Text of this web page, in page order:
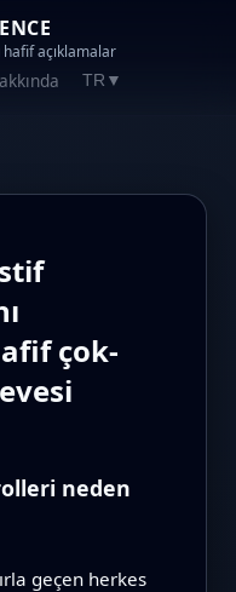
hafif açıklamalar
TR ▼
çok-
neden
geçen herkes